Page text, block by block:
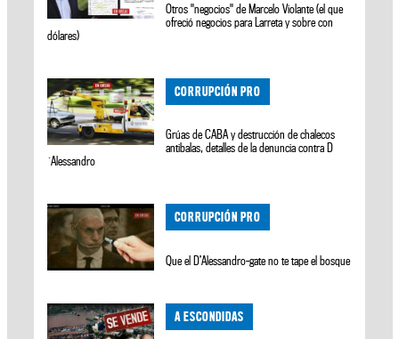
Otros "negocios" de Marcelo Violante (el que
ofreció negocios para Larreta y sobre con
dólares)
CORRUPCIÓN PRO
Grúas de CABA y destrucción de chalecos
antibalas, detalles de la denuncia contra D
´Alessandro
CORRUPCIÓN PRO
Que el D’Alessandro-gate no te tape el bosque
A ESCONDIDAS